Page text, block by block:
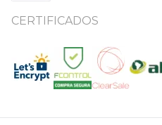
CERTIFICADOS